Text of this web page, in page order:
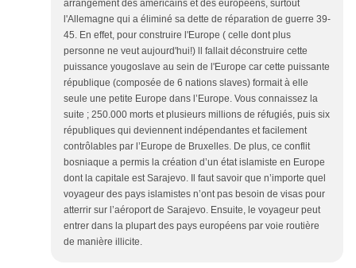
arrangement des américains et des européens, surtout
l'Allemagne qui a éliminé sa dette de réparation de guerre 39-
45. En effet, pour construire l'Europe ( celle dont plus
personne ne veut aujourd'hui!) ll fallait déconstruire cette
puissance yougoslave au sein de l'Europe car cette puissante
république (composée de 6 nations slaves) formait à elle
seule une petite Europe dans l’Europe. Vous connaissez la
suite ; 250.000 morts et plusieurs millions de réfugiés, puis six
républiques qui deviennent indépendantes et facilement
contrôlables par l’Europe de Bruxelles. De plus, ce conflit
bosniaque a permis la création d’un état islamiste en Europe
dont la capitale est Sarajevo. Il faut savoir que n’importe quel
voyageur des pays islamistes n’ont pas besoin de visas pour
atterrir sur l’aéroport de Sarajevo. Ensuite, le voyageur peut
entrer dans la plupart des pays européens par voie routière
de manière illicite.